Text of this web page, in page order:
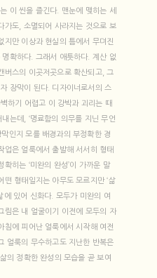
이 씬을 즐긴다. 맨눈에 맺히는 세
가도, 소멸되어 사라지는 것으로 보
지만 이상과 현실의 틈에서 무뎌진
확하다. 그래서 애틋하다. 계산 없
버스의 이곳저곳으로 확산되고, 그
장막이 된다. 디자이너로서의 스
하기 어렵고 이 강박과 괴리는 때
는데, ‘명료함의 의무를 지닌 무언
인지 모를 배경과의 부정확한 경
업은 얼룩에서 출발해 서서히 형태
히는 ‘미완의 완성’이 가까운 말
형태일지는 아무도 모르지만 ‘삶
에 있어 신화다. 모두가 미완의 여
림은 내 얼굴이기 이전에 모두의 자
침에 피어난 얼룩에서 시작해 여전
얼룩의 무수하고도 지난한 반복은
의 정확한 완성의 모습을 곧 보여